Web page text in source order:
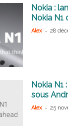
Nokia :
Nokia N1
Alex - 28
Nokia N1
sous
Alex - 25